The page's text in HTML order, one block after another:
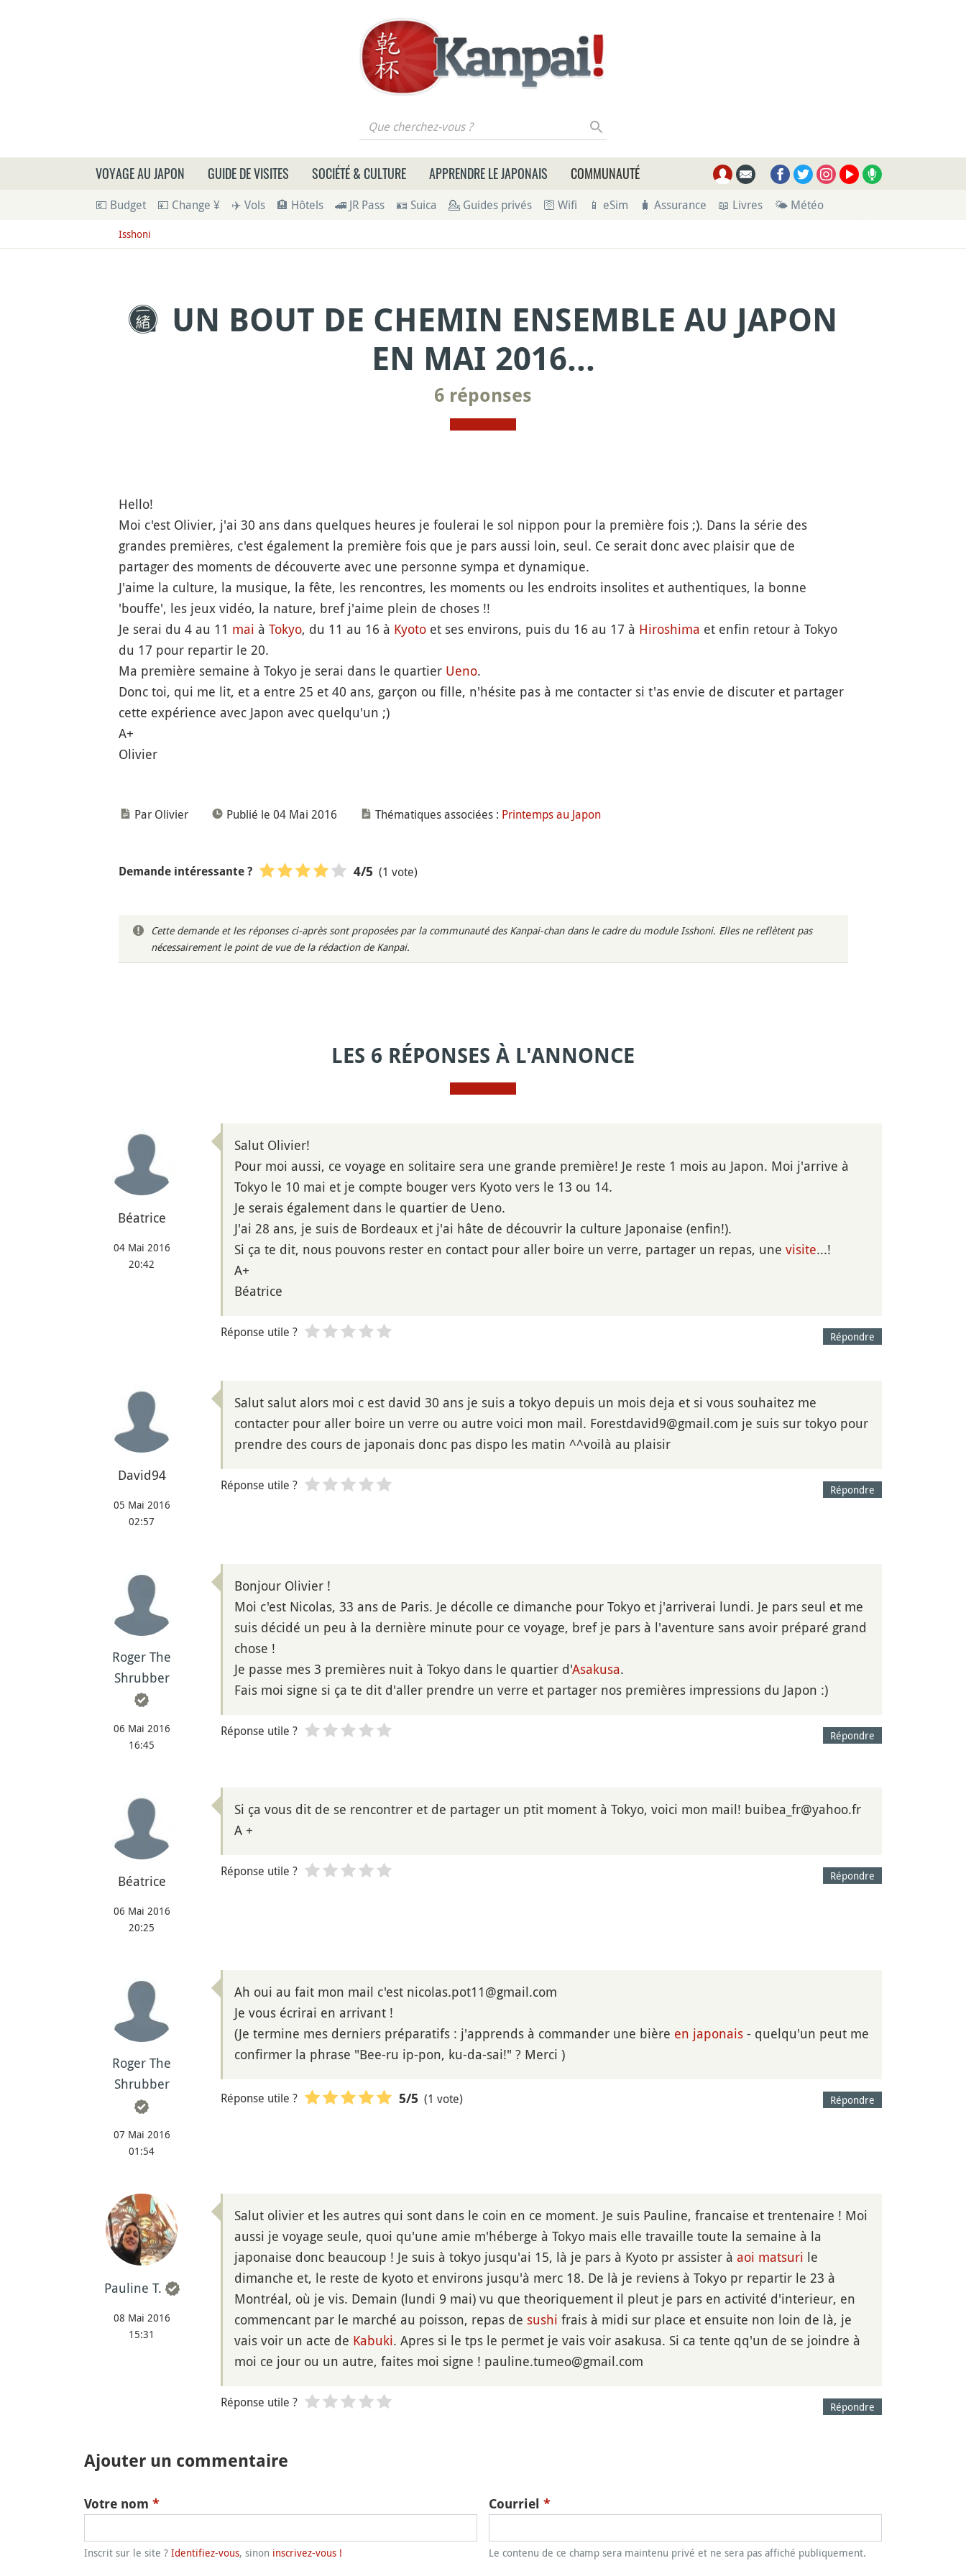
Que cherchez-vous ?
VOYAGE AU JAPON GUIDE DE VISITES SOCIÉTÉ & CULTURE APPRENDRE LE JAPONAIS COMMUNAUTÉ
💶 Budget 💴 Change ¥ ✈️ Vols 🏨 Hôtels 🚄 JR Pass 🪪 Suica 💁 Guides privés 🛜 Wifi 📱 eSim 🧳 Assurance 📖 Livres 🌤 Météo
Isshoni
UN BOUT DE CHEMIN ENSEMBLE AU JAPON
EN MAI 2016...
6 réponses
Hello!
Moi c'est Olivier, j'ai 30 ans dans quelques heures je foulerai le sol nippon pour la première fois ;). Dans la série des
grandes premières, c'est également la première fois que je pars aussi loin, seul. Ce serait donc avec plaisir que de
partager des moments de découverte avec une personne sympa et dynamique.
J'aime la culture, la musique, la fête, les rencontres, les moments ou les endroits insolites et authentiques, la bonne
'bouffe', les jeux vidéo, la nature, bref j'aime plein de choses !!
Je serai du 4 au 11 mai à Tokyo, du 11 au 16 à Kyotoet ses environs, puis du 16 au 17 à Hiroshima et enfin retour à Tokyo
du 17 pour repartir le 20.
Ma première semaine à Tokyo je serai dans le quartier Ueno.
Donc toi, qui me lit, et a entre 25 et 40 ans, garçon ou fille, n'hésite pas à me contacter si t'as envie de discuter et partager
cette expérience avec Japon avec quelqu'un ;)
A+
Olivier
Par Olivier Publié le 04 Mai 2016 Thématiques associées : Printemps au Japon
Demande intéressante ? 4/5 (1 vote)
Cette demande et les réponses ci-après sont proposées par la communauté des Kanpai-chan dans le cadre du module Isshoni. Elles ne reflètent pas
nécessairement le point de vue de la rédaction de Kanpai.
LES 6 RÉPONSES À L'ANNONCE
Béatrice
04 Mai 2016
20:42
Salut Olivier!
Pour moi aussi, ce voyage en solitaire sera une grande première! Je reste 1 mois au Japon. Moi j'arrive à
Tokyo le 10 mai et je compte bouger vers Kyoto vers le 13 ou 14.
Je serais également dans le quartier de Ueno.
J'ai 28 ans, je suis de Bordeaux et j'ai hâte de découvrir la culture Japonaise (enfin!).
Si ça te dit, nous pouvons rester en contact pour aller boire un verre, partager un repas, une visite...!
A+
Béatrice
Répondre
Réponse utile ?
David94
05 Mai 2016
02:57
Salut salut alors moi c est david 30 ans je suis a tokyo depuis un mois deja et si vous souhaitez me
contacter pour aller boire un verre ou autre voici mon mail. Forestdavid9@gmail.com je suis sur tokyo pour
prendre des cours de japonais donc pas dispo les matin ^^voilà au plaisir
Répondre
Réponse utile ?
Roger The
Shrubber
06 Mai 2016
16:45
Bonjour Olivier !
Moi c'est Nicolas, 33 ans de Paris. Je décolle ce dimanche pour Tokyo et j'arriverai lundi. Je pars seul et me
suis décidé un peu à la dernière minute pour ce voyage, bref je pars à l'aventure sans avoir préparé grand
chose !
Je passe mes 3 premières nuit à Tokyo dans le quartier d'Asakusa.
Fais moi signe si ça te dit d'aller prendre un verre et partager nos premières impressions du Japon :)
Répondre
Réponse utile ?
Béatrice
06 Mai 2016
20:25
Si ça vous dit de se rencontrer et de partager un ptit moment à Tokyo, voici mon mail! buibea_fr@yahoo.fr
A +
Répondre
Réponse utile ?
Roger The
Shrubber
07 Mai 2016
01:54
Ah oui au fait mon mail c'est nicolas.pot11@gmail.com
Je vous écrirai en arrivant !
(Je termine mes derniers préparatifs : j'apprends à commander une bière en japonais - quelqu'un peut me
confirmer la phrase "Bee-ru ip-pon, ku-da-sai!" ? Merci )
Répondre
Réponse utile ? 5/5 (1 vote)
Pauline T.
08 Mai 2016
15:31
Salut olivier et les autres qui sont dans le coin en ce moment. Je suis Pauline, francaise et trentenaire ! Moi
aussi je voyage seule, quoi qu'une amie m'héberge à Tokyo mais elle travaille toute la semaine à la
japonaise donc beaucoup ! Je suis à tokyo jusqu'ai 15, là je pars à Kyoto pr assister à aoi matsuri le
dimanche et, le reste de kyoto et environs jusqu'à merc 18. De là je reviens à Tokyo pr repartir le 23 à
Montréal, où je vis. Demain (lundi 9 mai) vu que theoriquement il pleut je pars en activité d'interieur, en
commencant par le marché au poisson, repas de sushi frais à midi sur place et ensuite non loin de là, je
vais voir un acte de Kabuki. Apres si le tps le permet je vais voir asakusa. Si ca tente qq'un de se joindre à
moi ce jour ou un autre, faites moi signe ! pauline.tumeo@gmail.com
Répondre
Réponse utile ?
Ajouter un commentaire
Votre nom *
Inscrit sur le site ? Identifiez-vous, sinon inscrivez-vous !
Courriel *
Le contenu de ce champ sera maintenu privé et ne sera pas affiché publiquement.